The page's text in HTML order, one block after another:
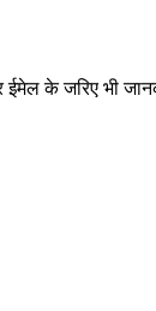
के जरिए भी